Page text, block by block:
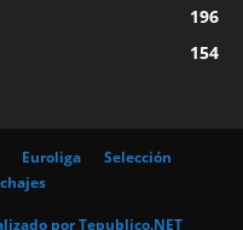
196
154
Euroliga
Selección
porTepublico.NET